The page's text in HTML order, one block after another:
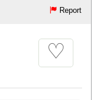
Report
♡